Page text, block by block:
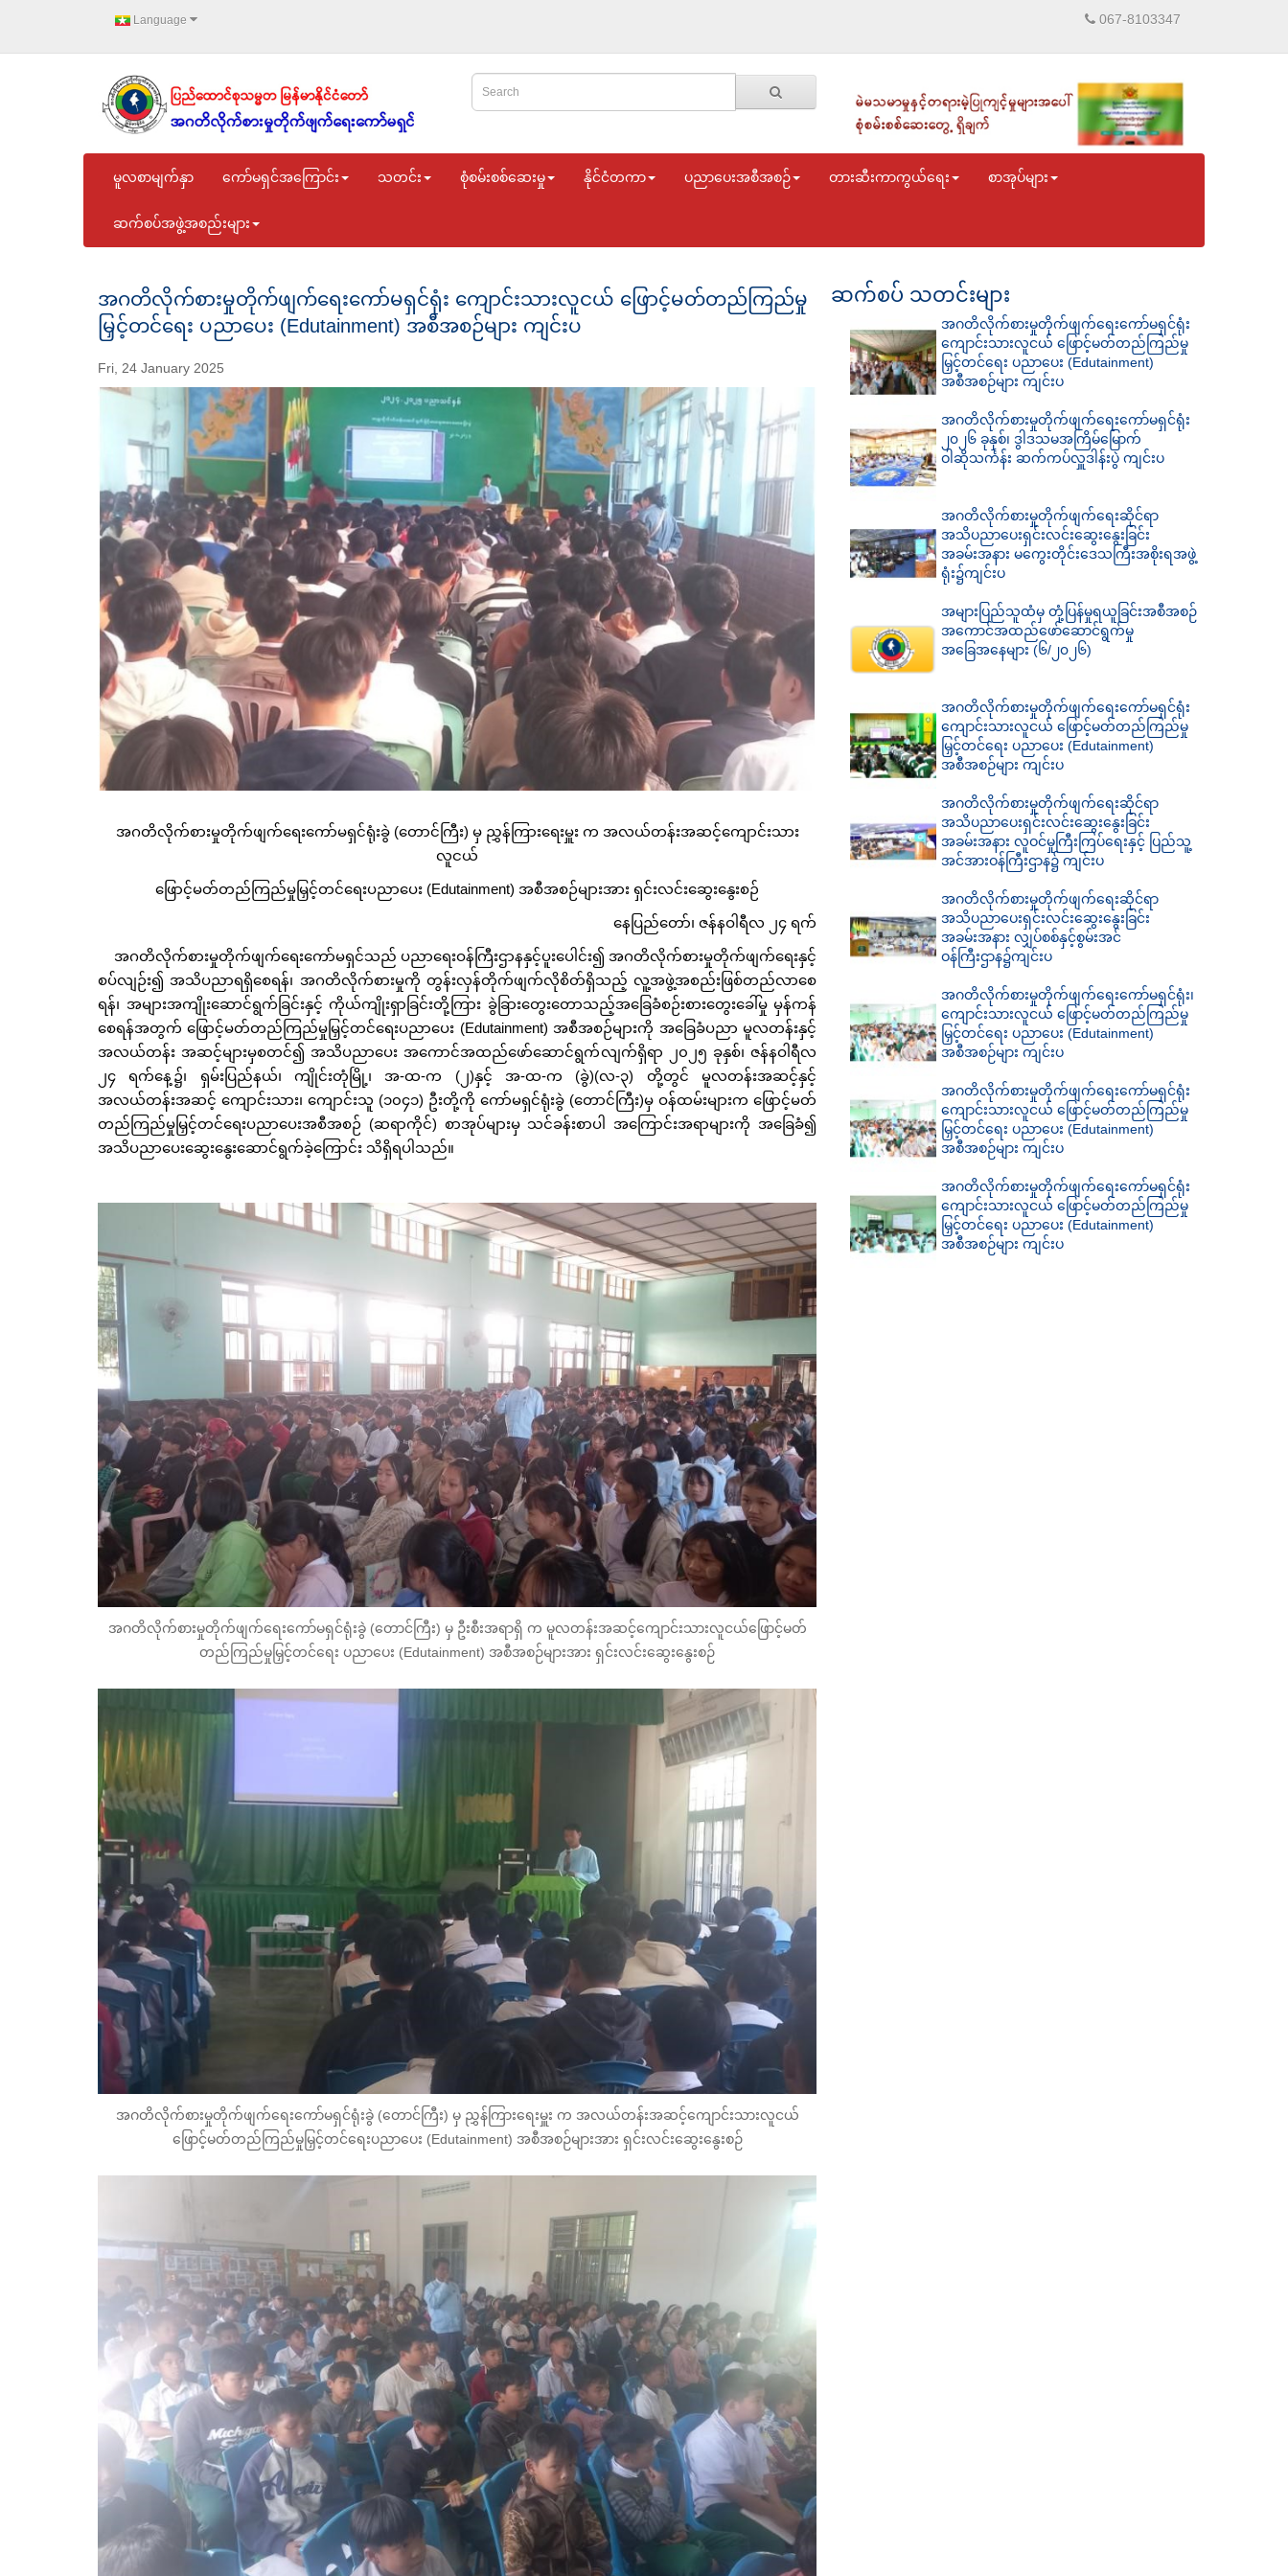
Language 067-8103347
မူလစာမျက်နှာ ကော်မရှင်အကြောင်း သတင်း စုံစမ်းစစ်ဆေးမှု နိုင်ငံတကာ ပညာပေးအစီအစဉ် တားဆီးကာကွယ်ရေး စာအုပ်များ
ဆက်စပ်အဖွဲ့အစည်းများ
အဂတိလိုက်စားမှုတိုက်ဖျက်ရေးကော်မရှင်ရုံး ကျောင်းသားလူငယ် ဖြောင့်မတ်တည်ကြည်မှု
မြှင့်တင်ရေး ပညာပေး (Edutainment) အစီအစဉ်များ ကျင်းပ
Fri, 24 January 2025
အဂတိလိုက်စားမှုတိုက်ဖျက်ရေးကော်မရှင်ရုံးခွဲ (တောင်ကြီး) မှ ညွှန်ကြားရေးမှူး က အလယ်တန်းအဆင့်ကျောင်းသား
လူငယ်
ဖြောင့်မတ်တည်ကြည်မှုမြှင့်တင်ရေးပညာပေး (Edutainment) အစီအစဉ်များအား ရှင်းလင်းဆွေးနွေးစဉ်
နေပြည်တော်၊ ဇန်နဝါရီလ ၂၄ ရက်
အဂတိလိုက်စားမှုတိုက်ဖျက်ရေးကော်မရှင်သည် ပညာရေးဝန်ကြီးဌာနနှင့်ပူးပေါင်း၍ အဂတိလိုက်စားမှုတိုက်ဖျက်ရေးနှင့်
စပ်လျဉ်း၍ အသိပညာရရှိစေရန်၊ အဂတိလိုက်စားမှုကို တွန်းလှန်တိုက်ဖျက်လိုစိတ်ရှိသည့် လူ့အဖွဲ့အစည်းဖြစ်တည်လာစေ
ရန်၊ အများအကျိုးဆောင်ရွက်ခြင်းနှင့် ကိုယ်ကျိုးရှာခြင်းတို့ကြား ခွဲခြားတွေးတောသည့်အခြေခံစဉ်းစားတွေးခေါ်မှု မှန်ကန်
စေရန်အတွက် ဖြောင့်မတ်တည်ကြည်မှုမြှင့်တင်ရေးပညာပေး (Edutainment) အစီအစဉ်များကို အခြေခံပညာ မူလတန်းနှင့်
အလယ်တန်း အဆင့်များမှစတင်၍ အသိပညာပေး အကောင်အထည်ဖော်ဆောင်ရွက်လျက်ရှိရာ ၂၀၂၅ ခုနှစ်၊ ဇန်နဝါရီလ
၂၄ ရက်နေ့၌၊ ရှမ်းပြည်နယ်၊ ကျိုင်းတုံမြို့၊ အ-ထ-က (၂)နှင့် အ-ထ-က (ခွဲ)(လ-၃) တို့တွင် မူလတန်းအဆင့်နှင့်
အလယ်တန်းအဆင့် ကျောင်းသား၊ ကျောင်းသူ (၁၀၄၁) ဦးတို့ကို ကော်မရှင်ရုံးခွဲ (တောင်ကြီး)မှ ဝန်ထမ်းများက ဖြောင့်မတ်
တည်ကြည်မှုမြှင့်တင်ရေးပညာပေးအစီအစဉ် (ဆရာကိုင်) စာအုပ်များမှ သင်ခန်းစာပါ အကြောင်းအရာများကို အခြေခံ၍
အသိပညာပေးဆွေးနွေးဆောင်ရွက်ခဲ့ကြောင်း သိရှိရပါသည်။
အဂတိလိုက်စားမှုတိုက်ဖျက်ရေးကော်မရှင်ရုံးခွဲ (တောင်ကြီး) မှ ဦးစီးအရာရှိ က မူလတန်းအဆင့်ကျောင်းသားလူငယ်ဖြောင့်မတ်
တည်ကြည်မှုမြှင့်တင်ရေး ပညာပေး (Edutainment) အစီအစဉ်များအား ရှင်းလင်းဆွေးနွေးစဉ်
အဂတိလိုက်စားမှုတိုက်ဖျက်ရေးကော်မရှင်ရုံးခွဲ (တောင်ကြီး) မှ ညွှန်ကြားရေးမှူး က အလယ်တန်းအဆင့်ကျောင်းသားလူငယ်
ဖြောင့်မတ်တည်ကြည်မှုမြှင့်တင်ရေးပညာပေး (Edutainment) အစီအစဉ်များအား ရှင်းလင်းဆွေးနွေးစဉ်
ဆက်စပ် သတင်းများ
အဂတိလိုက်စားမှုတိုက်ဖျက်ရေးကော်မရှင်ရုံး
ကျောင်းသားလူငယ် ဖြောင့်မတ်တည်ကြည်မှု
မြှင့်တင်ရေး ပညာပေး (Edutainment)
အစီအစဉ်များ ကျင်းပ
အဂတိလိုက်စားမှုတိုက်ဖျက်ရေးကော်မရှင်ရုံး
၂၀၂၆ ခုနှစ်၊ ဒွါဒသမအကြိမ်မြောက်
ဝါဆိုသင်္ကန်း ဆက်ကပ်လှူဒါန်းပွဲ ကျင်းပ
အဂတိလိုက်စားမှုတိုက်ဖျက်ရေးဆိုင်ရာ
အသိပညာပေးရှင်းလင်းဆွေးနွေးခြင်း
အခမ်းအနား မကွေးတိုင်းဒေသကြီးအစိုးရအဖွဲ့
ရုံး၌ကျင်းပ
အများပြည်သူထံမှ တုံ့ပြန်မှုရယူခြင်းအစီအစဉ်
အကောင်အထည်ဖော်ဆောင်ရွက်မှု
အခြေအနေများ (၆/၂၀၂၆)
အဂတိလိုက်စားမှုတိုက်ဖျက်ရေးကော်မရှင်ရုံး
ကျောင်းသားလူငယ် ဖြောင့်မတ်တည်ကြည်မှု
မြှင့်တင်ရေး ပညာပေး (Edutainment)
အစီအစဉ်များ ကျင်းပ
အဂတိလိုက်စားမှုတိုက်ဖျက်ရေးဆိုင်ရာ
အသိပညာပေးရှင်းလင်းဆွေးနွေးခြင်း
အခမ်းအနား လူဝင်မှုကြီးကြပ်ရေးနှင့် ပြည်သူ့
အင်အားဝန်ကြီးဌာန၌ ကျင်းပ
အဂတိလိုက်စားမှုတိုက်ဖျက်ရေးဆိုင်ရာ
အသိပညာပေးရှင်းလင်းဆွေးနွေးခြင်း
အခမ်းအနား လျှပ်စစ်နှင့်စွမ်းအင်
ဝန်ကြီးဌာန၌ကျင်းပ
အဂတိလိုက်စားမှုတိုက်ဖျက်ရေးကော်မရှင်ရုံး၊
ကျောင်းသားလူငယ် ဖြောင့်မတ်တည်ကြည်မှု
မြှင့်တင်ရေး ပညာပေး (Edutainment)
အစီအစဉ်များ ကျင်းပ
အဂတိလိုက်စားမှုတိုက်ဖျက်ရေးကော်မရှင်ရုံး
ကျောင်းသားလူငယ် ဖြောင့်မတ်တည်ကြည်မှု
မြှင့်တင်ရေး ပညာပေး (Edutainment)
အစီအစဉ်များ ကျင်းပ
အဂတိလိုက်စားမှုတိုက်ဖျက်ရေးကော်မရှင်ရုံး
ကျောင်းသားလူငယ် ဖြောင့်မတ်တည်ကြည်မှု
မြှင့်တင်ရေး ပညာပေး (Edutainment)
အစီအစဉ်များ ကျင်းပ